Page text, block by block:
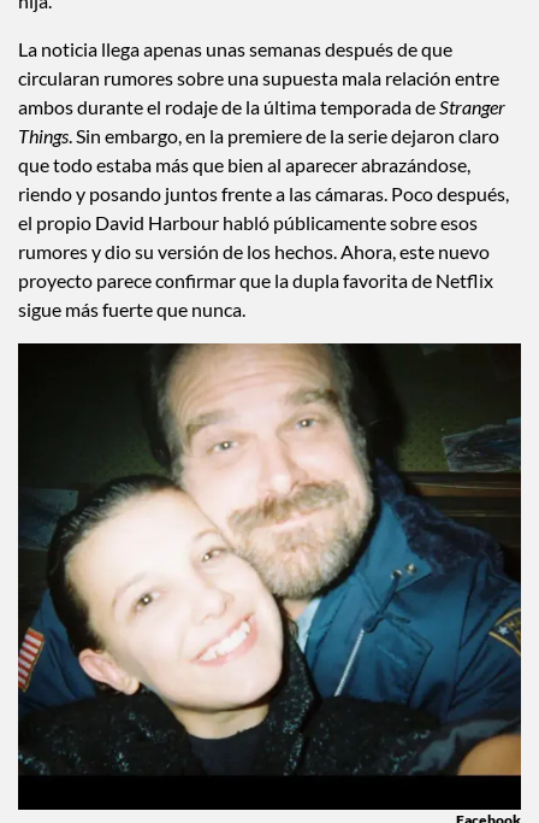
de darnos una sorpresa que no vimos venir: Millie Bobby
Brown y David Harbour protagonizarán una nueva serie
juntos, y sí, volverán a interpretar a una pareja de padre e
hija.
La noticia llega apenas unas semanas después de que
circularan rumores sobre una supuesta mala relación entre
ambos durante el rodaje de la última temporada deStranger
Things. Sin embargo, en la premiere de la serie dejaron claro
que todo estaba más que bien al aparecer abrazándose,
riendo y posando juntos frente a las cámaras. Poco después,
el propio David Harbour habló públicamente sobre esos
rumores y dio su versión de los hechos. Ahora, este nuevo
proyecto parece confirmar que la dupla favorita de Netflix
sigue más fuerte que nunca.